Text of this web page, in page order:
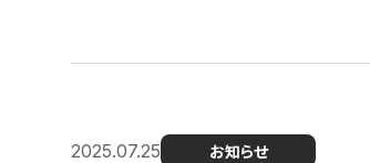
2025.07.25 お知らせ